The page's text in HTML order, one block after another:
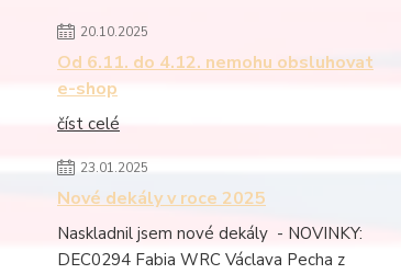
20.10.2025
Od 6.11. do 4.12. nemohu obsluhovat
e-shop
číst celé
23.01.2025
Nové dekály v roce 2025
Naskladnil jsem nové dekály - NOVINKY:
DEC0294 Fabia WRC Václava Pecha z